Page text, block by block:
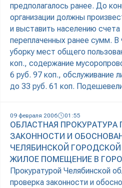
предполагалось ранее. До
организации должны
и выставить населению
переплаченных ранее сумм. В
уборку мест общего
коп., содержание
6 руб. 97 коп., обслуживание
до 33 руб. 61 коп.
09 февраля 2006 01:55
ОБЛАСТНАЯ ПРОКУРАТУРА
ЗАКОННОСТИ И
ЧЕЛЯБИНСКОЙ
ЖИЛОЕ ПОМЕЩЕНИЕ В
Прокуратурой Челябинской
проверка законности и